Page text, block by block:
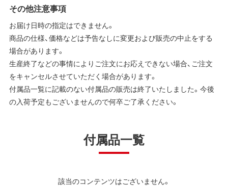
その他注意事項
お届け日時の指定はできません。
商品の仕様、価格などは予告なしに変更および販売の中止をする
場合があります。
生産終了などの事情によりご注文にお応えできない場合、ご注文
をキャンセルさせていただく場合があります。
付属品一覧に記載のない付属品の販売は終了いたしました。今後
の入荷予定もございませんので何卒ご了承ください。
付属品一覧
該当のコンテンツはございません。